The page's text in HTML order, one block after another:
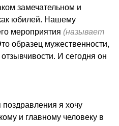
замечательном и
юбилей. Нашему
мероприятия (называет
образец мужественности,
И сегодня он
я хочу
и главному человеку в